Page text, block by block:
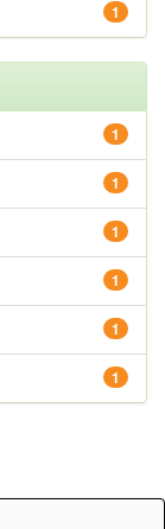
1
1
1
1
1
1
1